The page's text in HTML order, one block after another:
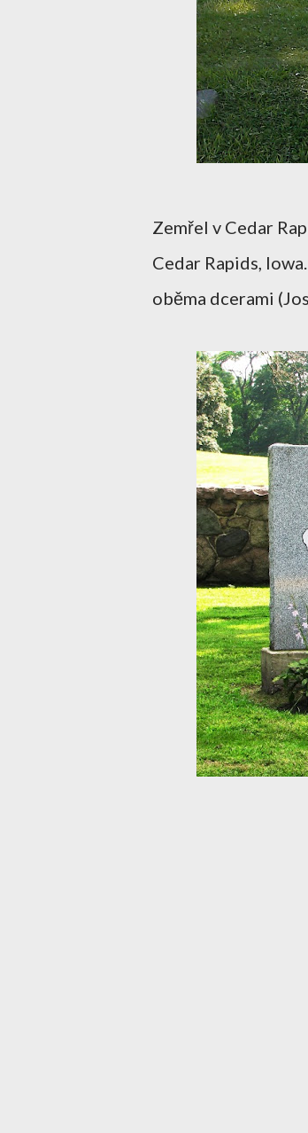
Zemřel v Cedar
Cedar Rapids,
oběma dcerami